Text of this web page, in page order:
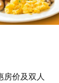
房价及双人